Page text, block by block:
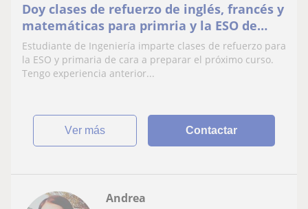
Doy clases de refuerzo de inglés, francés y
matemáticas para primria y la ESO de
cara a preparar el próximo curso.
Experiencia previa
Estudiante de Ingeniería imparte clases de refuerzo para
la ESO y primaria de cara a preparar el próximo curso.
Tengo experiencia anterior...
ver más Contactar
Andrea